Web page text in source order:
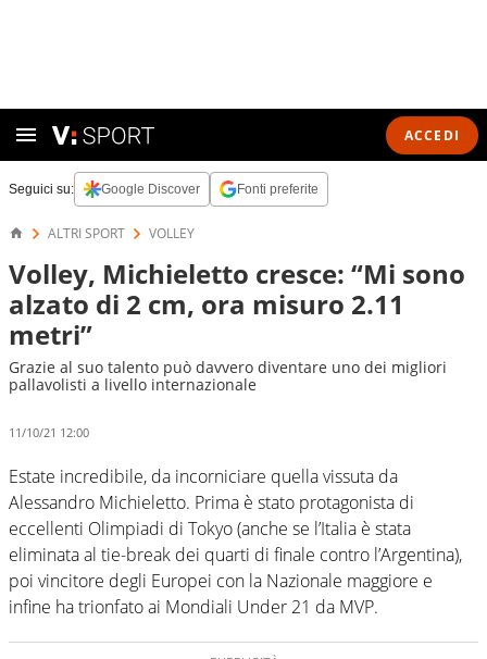
ACCEDI
Seguici su: Google Discover Fonti preferite
ALTRI SPORT VOLLEY
Volley, Michieletto cresce: “Mi sono
alzato di 2 cm, ora misuro 2.11
metri”
Grazie al suo talento può davvero diventare uno dei migliori
pallavolisti a livello internazionale
11/10/21 12:00
Estate incredibile, da incorniciare quella vissuta da
Alessandro Michieletto. Prima è stato protagonista di
eccellenti Olimpiadi di Tokyo (anche se l’Italia è stata
eliminata al tie-break dei quarti di finale contro l’Argentina),
poi vincitore degli Europei con la Nazionale maggiore e
infine ha trionfato ai Mondiali Under 21 da MVP.